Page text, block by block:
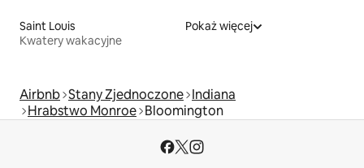
Saint Louis
Kwatery wakacyjne
Pokaż więcej
Airbnb Stany Zjednoczone Indiana
Hrabstwo Monroe Bloomington